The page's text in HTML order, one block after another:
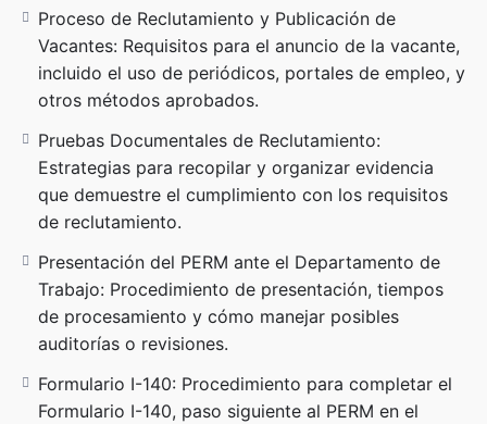
Proceso de Reclutamiento y Publicación de
Vacantes: Requisitos para el anuncio de la vacante,
incluido el uso de periódicos, portales de empleo, y
otros métodos aprobados.
Pruebas Documentales de Reclutamiento:
Estrategias para recopilar y organizar evidencia
que demuestre el cumplimiento con los requisitos
de reclutamiento.
Presentación del PERM ante el Departamento de
Trabajo: Procedimiento de presentación, tiempos
de procesamiento y cómo manejar posibles
auditorías o revisiones.
Formulario I-140: Procedimiento para completar el
Formulario I-140, paso siguiente al PERM en el